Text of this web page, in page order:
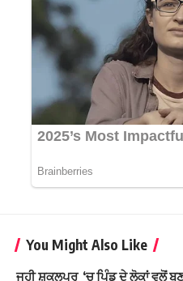
You Might Also Like
ਜੂਹੀ ਸ਼ੁਕੁਲਪੁਰ ‘ਚ ਪਿੰਡ ਦੇ ਲੋਕਾਂ ਵਲੋਂ